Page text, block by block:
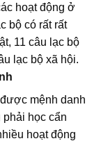
hoạt động ở
bộ có rất rất
11 câu lạc bộ
lạc bộ xã hội.
mệnh danh
phải học cẩn
hoạt động